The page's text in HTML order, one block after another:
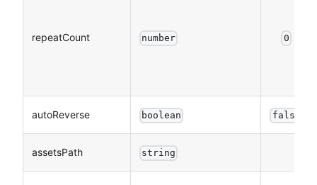
repeatCount number 0
autoReverse boolean false
assetsPath string